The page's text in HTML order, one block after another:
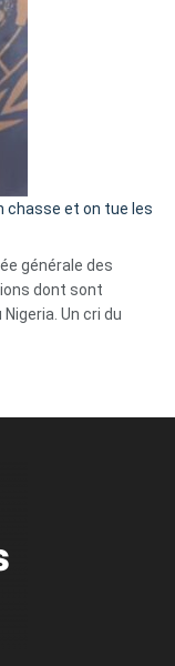
»
chasse et on tue les
générale des
dont sont
Un cri du